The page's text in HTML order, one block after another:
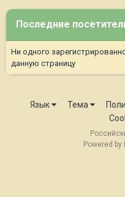
Последние
Ни одного
данную страницу
Язык Тема
Powered